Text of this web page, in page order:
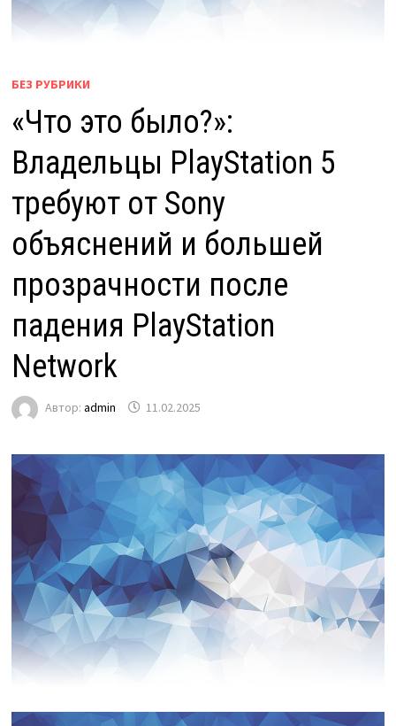
БЕЗ РУБРИКИ
«Что это было?»:
Владельцы PlayStation 5
требуют от Sony
объяснений и большей
прозрачности после
падения PlayStation
Network
Автор: admin 11.02.2025